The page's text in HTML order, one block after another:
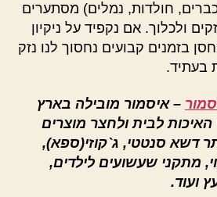
חולדות, נמלים) מסתערים
ולכלוך. אם נקפיד על ניקיון
בזמנים קבועים נחסוך לנו נזק
בעתיד.
– איסמור מובילה בארץ
האיכות לבית ולחצר מוצרים
דשא סנטטי, ג`קוזי(ספא),
מתקני שעשועים לילדים,
ועוד.